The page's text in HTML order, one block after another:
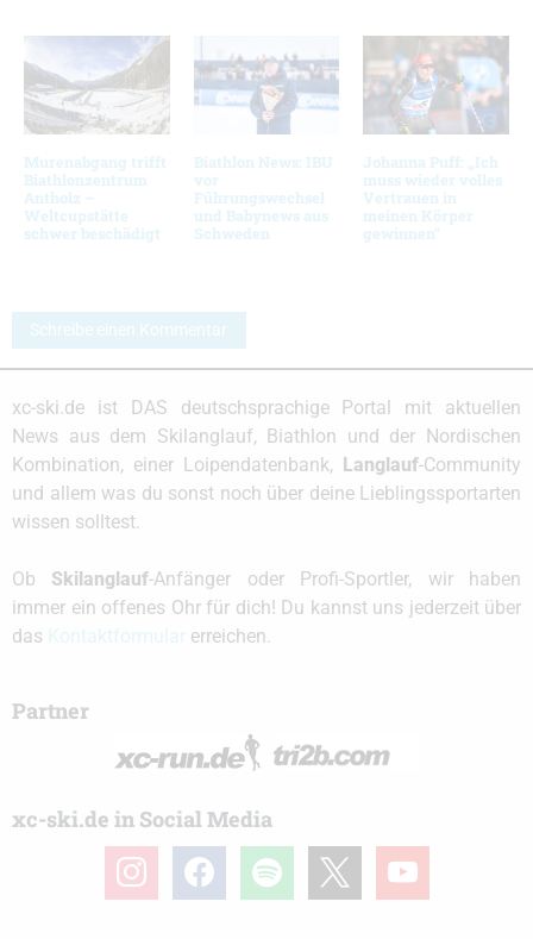
Murenabgang trifft
Biathlonzentrum
Antholz –
Weltcupstätte
schwer beschädigt
Biathlon News: IBU
vor
Führungswechsel
und Babynews aus
Schweden
Johanna Puff: „Ich
muss wieder volles
Vertrauen in
meinen Körper
gewinnen“
Schreibe einen Kommentar
xc-ski.de ist DAS deutschsprachige Portal mit aktuellen
News aus dem Skilanglauf, Biathlon und der Nordischen
Kombination, einer Loipendatenbank, Langlauf-Community
und allem was du sonst noch über deine Lieblingssportarten
wissen solltest.
Ob Skilanglauf-Anfänger oder Profi-Sportler, wir haben
immer ein offenes Ohr für dich! Du kannst uns jederzeit über
das
erreichen.
Partner
xc-ski.de in Social Media
instagramfacebook spotify youtube